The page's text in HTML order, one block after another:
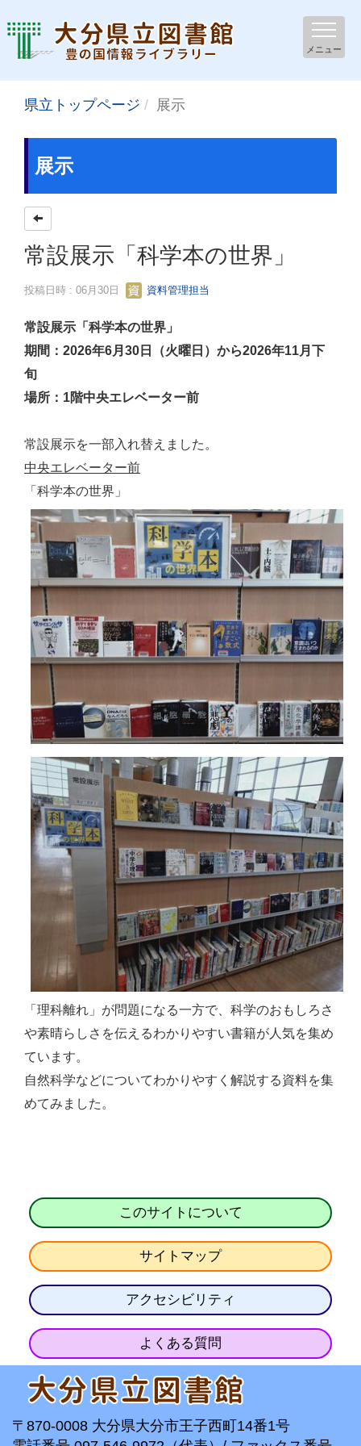
メニュー
県立トップページ 展示
展示
常設展示「科学本の世界」
投稿日時 : 06月30日 資料管理担当
常設展示「科学本の世界」
期間：2026年6月30日（火曜日）から2026年11月下
旬
場所：1階中央エレベーター前
常設展示を一部入れ替えました。
中央エレベーター前
「科学本の世界」
「理科離れ」が問題になる一方で、科学のおもしろさ
や素晴らしさを伝えるわかりやすい書籍が人気を集め
ています。
自然科学などについてわかりやすく解説する資料を集
めてみました。
このサイトについて
サイトマップ
アクセシビリティ
よくある質問
〒870-0008 大分県大分市王子西町14番1号